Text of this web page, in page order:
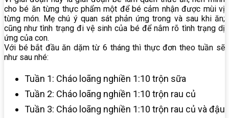
cho bé ăn từng thực phẩm một để bé cảm nhận được mùi vị
từng món. Mẹ chú ý quan sát phản ứng trong và sau khi ăn;
cũng như tình trạng đi vệ sinh của bé để nắm rõ tình trạng dị
ứng của con.
Với bé bắt đầu ăn dặm từ 6 tháng thì thực đơn theo tuần sẽ
như sau nhé:
Tuần 1: Cháo loãng nghiền 1:10 trộn sữa
Tuần 2: Cháo loãng nghiền 1:10 trộn rau củ
Tuần 3: Cháo loãng nghiền 1:10 trộn rau củ và đậu